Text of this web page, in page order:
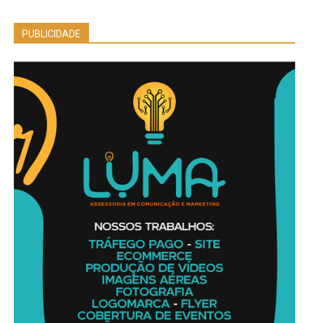
PUBLICIDADE